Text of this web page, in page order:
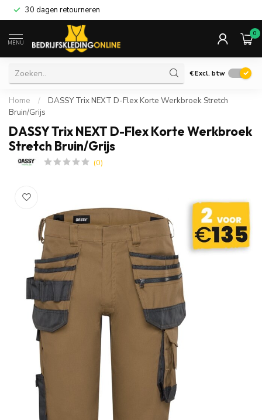
30 dagen retourneren
MENU
0
€Excl. btw
Home /
DASSY Trix NEXT D-Flex Korte Werkbroek Stretch
Bruin/Grijs
DASSY Trix NEXT D-Flex Korte Werkbroek
Stretch Bruin/Grijs
(0)